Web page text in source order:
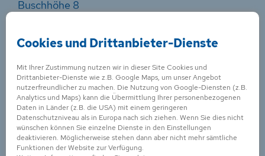
Buschhöhe 8
Telefon: +49 421 1 73 67-0
Email:ahoi@machmeer.de
Internet:www.machmeer.de
Kontakt für
Schifffahrtskaufleute
Cookies und Drittanbieter-Dienste
Mit Ihrer Zustimmung nutzen wir in dieser Site Cookies und
Drittanbieter-Dienste wie z.B. Google Maps, um unser Angebot
nutzerfreundlicher zu machen. Die Nutzung von Google-Diensten (z.B.
Analytics und Maps) kann die Übermittlung Ihrer personenbezogenen
Daten in Länder (z.B. die USA) mit einem geringeren
Datenschutzniveau als in Europa nach sich ziehen. Wenn Sie dies nicht
wünschen können Sie einzelne Dienste in den Einstellungen
deaktivieren. Möglicherweise stehen dann aber nicht mehr sämtliche
Funktionen der Website zur Verfügung.